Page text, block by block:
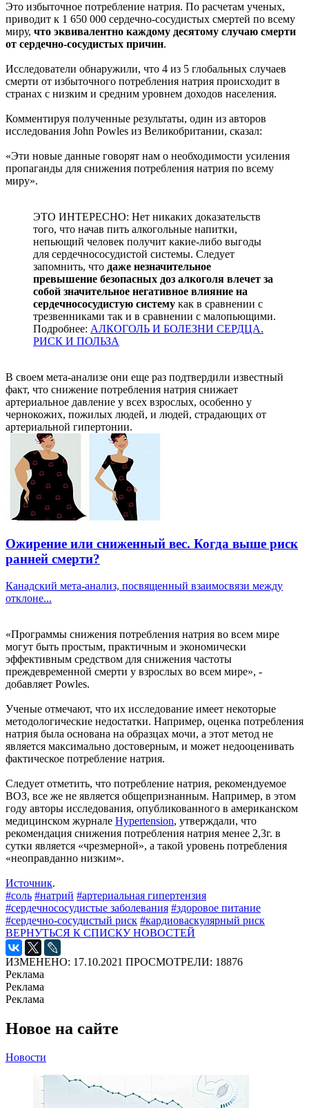
Это избыточное потребление натрия. По расчетам ученых,
приводит к 1 650 000 сердечно-сосудистых смертей по всему
миру, что эквивалентно каждому десятому случаю смерти
от сердечно-сосудистых причин.
Исследователи обнаружили, что 4 из 5 глобальных случаев
смерти от избыточного потребления натрия происходит в
странах с низким и средним уровнем доходов населения.
Комментируя полученные результаты, один из авторов
исследования John Powles из Великобритании, сказал:
«Эти новые данные говорят нам о необходимости усиления
пропаганды для снижения потребления натрия по всему
миру».
ЭТО ИНТЕРЕСНО: Нет никаких доказательств
того, что начав пить алкогольные напитки,
непьющий человек получит какие-либо выгоды
для сердечнососудистой системы. Следует
запомнить, что даже незначительное
превышение безопасных доз алкоголя влечет за
собой значительное негативное влияние на
сердечнососудистую систему как в сравнении с
трезвенниками так и в сравнении с малопьющими.
Подробнее: АЛКОГОЛЬ И БОЛЕЗНИ СЕРДЦА.
РИСК И ПОЛЬЗА
В своем мета-анализе они еще раз подтвердили известный
факт, что снижение потребления натрия снижает
артериальное давление у всех взрослых, особенно у
чернокожих, пожилых людей, и людей, страдающих от
артериальной гипертонии.
Ожирение или сниженный вес. Когда выше риск
ранней смерти?
Канадский мета-анализ, посвященный взаимосвязи между
отклоне...
«Программы снижения потребления натрия во всем мире
могут быть простым, практичным и экономически
эффективным средством для снижения частоты
преждевременной смерти у взрослых во всем мире», -
добавляет Powles.
Ученые отмечают, что их исследование имеет некоторые
методологические недостатки. Например, оценка потребления
натрия была основана на образцах мочи, а этот метод не
является максимально достоверным, и может недооценивать
фактическое потребление натрия.
Следует отметить, что потребление натрия, рекомендуемое
ВОЗ, все же не является общепризнанным. Например, в этом
году авторы исследования, опубликованного в американском
медицинском журнале Hypertension, утверждали, что
рекомендация снижения потребления натрия менее 2,3г. в
сутки является «чрезмерной», а такой уровень потребления
«неоправданно низким».
Источник.
#соль #натрий #артериальная гипертензия
#сердечнососудистые заболевания #здоровое питание
#сердечно-сосудистый риск #кардиоваскулярный риск
ВЕРНУТЬСЯ К СПИСКУ НОВОСТЕЙ
ИЗМЕНЕНО: 17.10.2021 ПРОСМОТРЕЛИ: 18876
Реклама
Реклама
Реклама
Новое на сайте
Новости